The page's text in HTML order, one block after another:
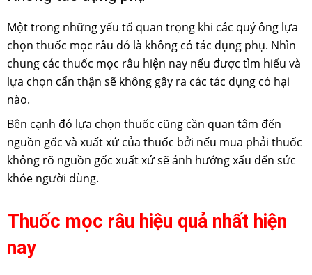
Một trong những yếu tố quan trọng khi các quý ông lựa
chọn thuốc mọc râu đó là không có tác dụng phụ. Nhìn
chung các thuốc mọc râu hiện nay nếu được tìm hiểu và
lựa chọn cẩn thận sẽ không gây ra các tác dụng có hại
nào.
Bên cạnh đó lựa chọn thuốc cũng cần quan tâm đến
nguồn gốc và xuất xứ của thuốc bởi nếu mua phải thuốc
không rõ nguồn gốc xuất xứ sẽ ảnh hưởng xấu đến sức
khỏe người dùng.
Thuốc mọc râu hiệu quả nhất hiện
nay